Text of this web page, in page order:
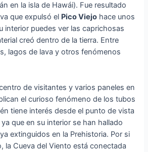
en la isla de Hawái). Fue resultado
que expulsó el Pico Viejo hace unos
interior puedes ver las caprichosas
creó dentro de la tierra. Entre
lagos de lava y otros fenómenos
de visitantes y varios paneles en
el curioso fenómeno de los tubos
tiene interés desde el punto de vista
que en su interior se han hallado
extinguidos en la Prehistoria. Por si
la Cueva del Viento está conectada